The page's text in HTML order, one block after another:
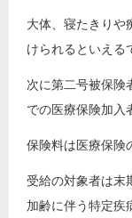
大体、寝たきりや
けられるといえる
次に第二号被保険
での医療保険加入
保険料は医療保険
受給の対象者は末
加齢に伴う特定疾